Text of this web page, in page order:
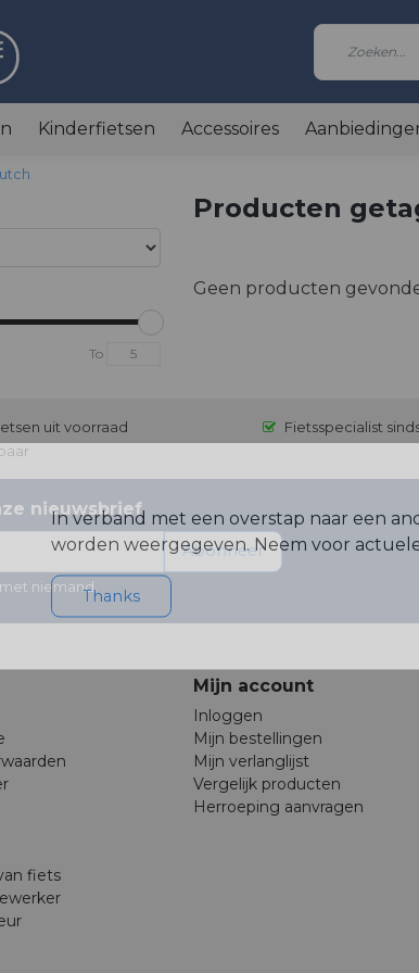
Kinderfietsen Accessoires
To
Producten
Geen producten
uit voorraad
Fietsspecialist
nieuwsbrief
Abonneer
niemand.
fiets
Mijn account
Inloggen
Mijn bestellingen
Mijn verlanglijst
Vergelijk producten
Herroeping aanvragen
In verband met een overstap naar een
worden weergegeven. Neem voor
Thanks